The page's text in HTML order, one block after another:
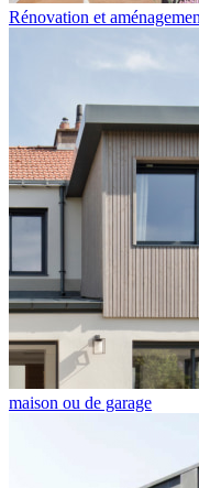
Rénovation et
maison ou de garage